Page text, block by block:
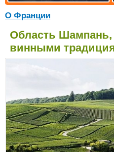
О Франции
Область Шампань,
винными